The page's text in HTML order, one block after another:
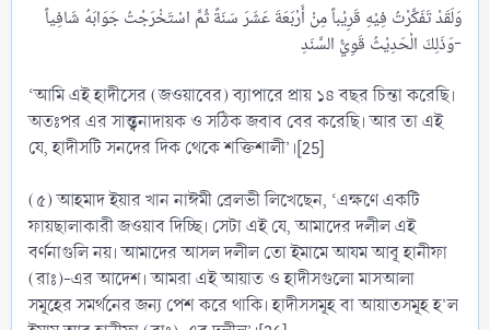
وَلَقَدْ تَفَكَّرْتُ فِيْهِ قَرِيْباً مِنْ أَرْبَعَةَ عَشَرَ سَنَةً ثُمَّ اسْتَخْرَجْتُ جَوَابَهُ شَافِياً
وَذَلِكَ الْحَدِيْثُ قَوِيُّ السَّنَدِ-​
‘আমি এই হাদীসের (জওয়াবের) ব্যাপারে প্রায় ১৪ বছর চিন্তা করেছি।
অতঃপর এর সান্ত্বনাদায়ক ও সঠিক জবাব বের করেছি। আর তা এই
যে, হাদীসটি সনদের দিক থেকে শক্তিশালী’।[25]
(৫) আহমাদ ইয়ার খান নাঈমী ব্রেলভী লিখেছেন, ‘এক্ষণে একটি
ফায়ছালাকারী জওয়াব দিচ্ছি। সেটা এই যে, আমাদের দলীল এই
বর্ণনাগুলি নয়। আমাদের আসল দলীল তো ইমামে আযম আবূ হানীফা
(রাঃ)-এর আদেশ। আমরা এই আয়াত ও হাদীসগুলো মাসআলা
সমূহের সমর্থনের জন্য পেশ করে থাকি। হাদীসসমূহ বা আয়াতসমূহ হ’ল